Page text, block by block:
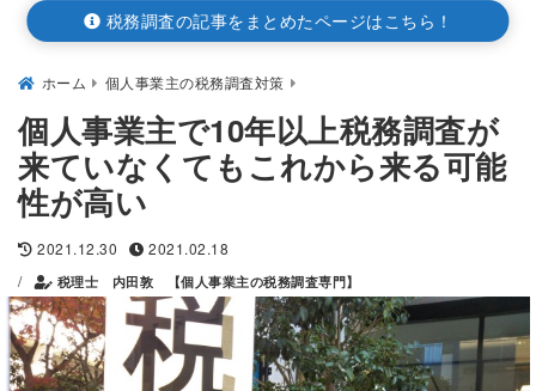
税務調査の記事をまとめたページはこちら！
ホーム 個人事業主の税務調査対策
個人事業主で10年以上税務調査が
来ていなくてもこれから来る可能
性が高い
2021.12.30
2021.02.18
/
税理士 内田敦 【個人事業主の税務調査専門】